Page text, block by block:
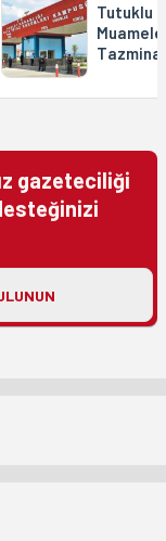
Tutuklu
gazeteciliği